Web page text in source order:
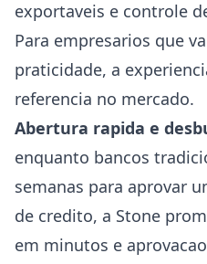
exportaveis e controle
Para empresarios que
praticidade, a
referencia no mercado.
Abertura rapida e
enquanto bancos
semanas para aprovar
de credito, a Stone
em minutos e